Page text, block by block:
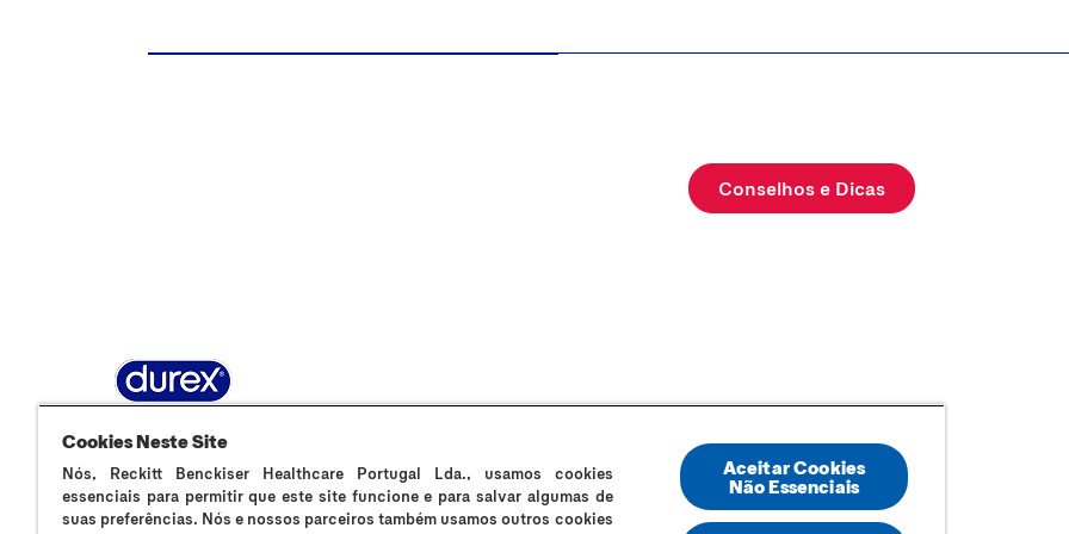
Conselhos e Dicas
Cookies Neste Site
Nós, Reckitt Benckiser Healthcare Portugal Lda., usamos cookies
essenciais para permitir que este site funcione e para salvar algumas de
suas preferências. Nós e nossos parceiros também usamos outros cookies
Aceitar Cookies
Não Essenciais